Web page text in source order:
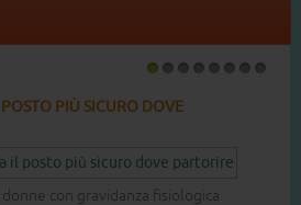
PIÙ SICURO DOVE
con gravidanza fisiologica